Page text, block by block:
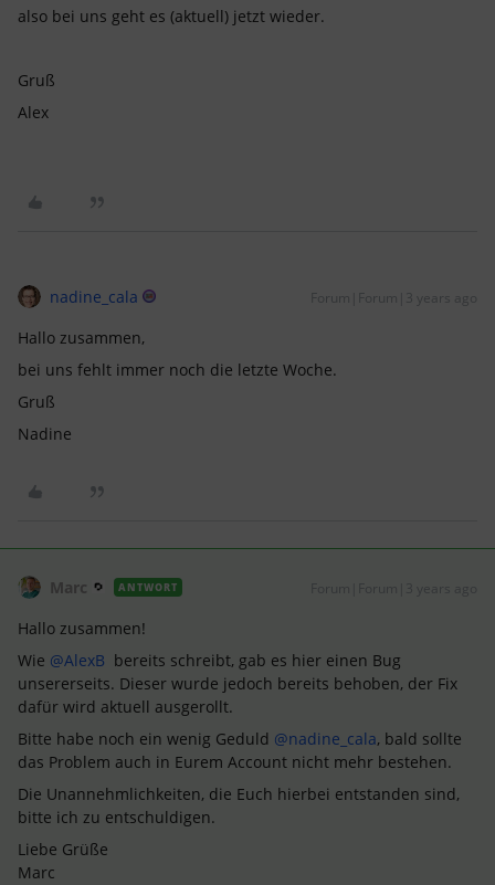
also bei uns geht es (aktuell) jetzt wieder.
Gruß
Alex
nadine_cala Forum|Forum|3 years ago
Hallo zusammen,
bei uns fehlt immer noch die letzte Woche.
Gruß
Nadine
Marc ANTWORT
Hallo zusammen!
Wie @AlexB bereits schreibt, gab es hier einen Bug
unsererseits. Dieser wurde jedoch bereits behoben, der Fix
dafür wird aktuell ausgerollt.
Bitte habe noch ein wenig Geduld @nadine_cala, bald sollte
das Problem auch in Eurem Account nicht mehr bestehen.
Die Unannehmlichkeiten, die Euch hierbei entstanden sind,
bitte ich zu entschuldigen.
Liebe Grüße
Marc